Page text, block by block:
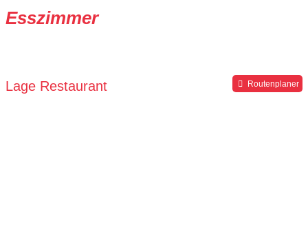
Esszimmer
Lage Restaurant Routenplaner